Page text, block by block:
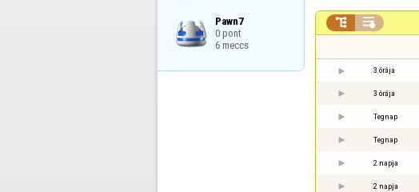
Pawn7
0 pont
6 meccs
 
3 órája
3 órája
Tegnap
Tegnap
2 napja
2 napja